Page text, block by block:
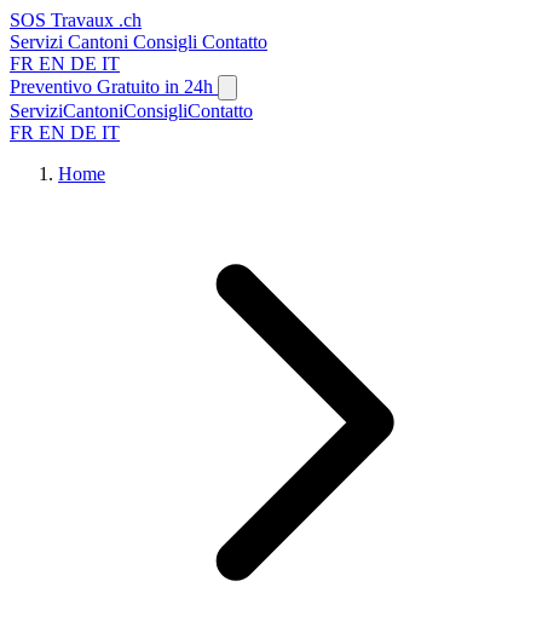
SOS Travaux .ch
Servizi Cantoni Consigli Contatto
FR EN DE IT
Preventivo Gratuito in 24h
ServiziCantoniConsigliContatto
FR EN DE IT
Home